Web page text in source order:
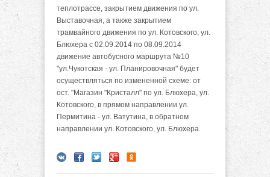
теплотрассе, закрытием движения по ул.
Выставочная, а также закрытием
трамвайного движения по ул. Котовского, ул.
Блюхера с 02.09.2014 по 08.09.2014
движение автобусного маршрута №10
"ул.Чукотская - ул. Планировочная" будет
осуществляться по измененной схеме: от
ост. "Магазин "Кристалл" по ул. Блюхера, ул.
Котовского, в прямом направлении ул.
Пермитина - ул. Ватутина, в обратном
направлении ул. Котовского, ул. Блюхера.